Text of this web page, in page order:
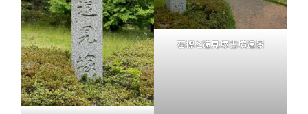
石標と遠見塚古墳遠景